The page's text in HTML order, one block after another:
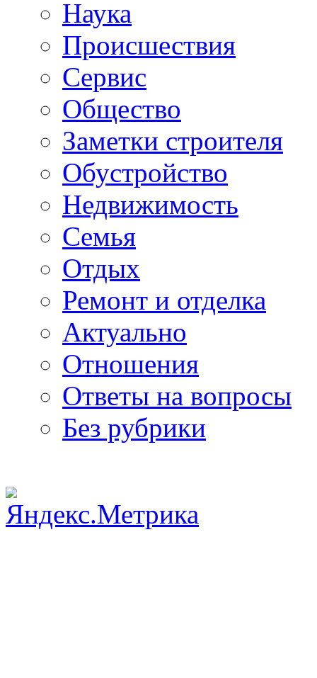
Наука
Происшествия
Сервис
Общество
Заметки строителя
Обустройство
Недвижимость
Семья
Отдых
Ремонт и отделка
Актуально
Отношения
Ответы на вопросы
Без рубрики